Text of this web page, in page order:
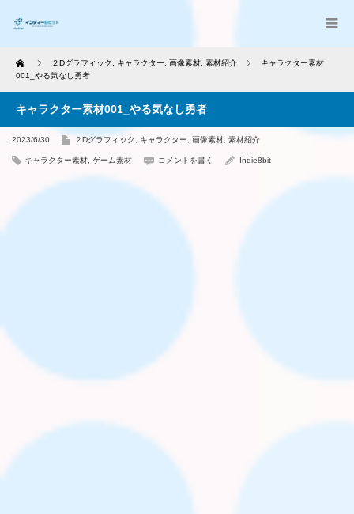
Home ２Dグラフィック キャラクター 画像素材 素材紹介
キャラクター素材
001_やる気なし勇者
キャラクター素材001_やる気なし勇者
2023/6/30 ２Dグラフィック キャラクター 画像素材 素材紹介
キャラクター素材 ゲーム素材 コメントを書く Indie8bit